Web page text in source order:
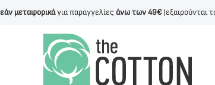
μεταφορικάγια παραγγελίες άνω των 49€(εξαιρούνται